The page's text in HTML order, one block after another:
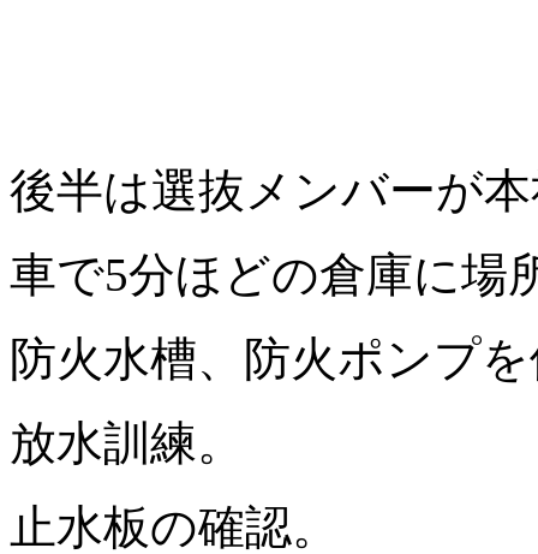
後半は選抜メンバーが
車で5分ほどの倉庫に場
防火水槽、防火ポンプ
放水訓練。
止水板の確認。